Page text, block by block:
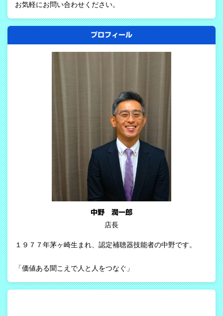
お気軽にお問い合わせください。
プロフィール
中野 潤一郎
店長
１９７７年茅ヶ崎生まれ、認定補聴器技能者の中野です。
「価値ある聞こえで人と人をつなぐ」